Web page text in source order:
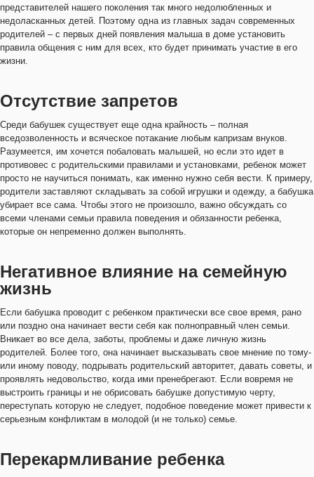
представителей нашего поколения так много недолюбленных и
недоласканных детей. Поэтому одна из главных задач современных
родителей – с первых дней появления малыша в доме установить
правила общения с ним для всех, кто будет принимать участие в его
жизни.
Отсутствие запретов
Среди бабушек существует еще одна крайность – полная
вседозволенность и всяческое потакание любым капризам внуков.
Разумеется, им хочется побаловать малышей, но если это идет в
противовес с родительскими правилами и установками, ребенок может
просто не научиться понимать, как именно нужно себя вести. К примеру,
родители заставляют складывать за собой игрушки и одежду, а бабушка
убирает все сама. Чтобы этого не произошло, важно обсуждать со
всеми членами семьи правила поведения и обязанности ребенка,
которые он непременно должен выполнять.
Негативное влияние на семейную
жизнь
Если бабушка проводит с ребенком практически все свое время, рано
или поздно она начинает вести себя как полноправный член семьи.
Вникает во все дела, заботы, проблемы и даже личную жизнь
родителей. Более того, она начинает высказывать свое мнение по тому-
или иному поводу, подрывать родительский авторитет, давать советы, и
проявлять недовольство, когда ими пренебрегают. Если вовремя не
выстроить границы и не обрисовать бабушке допустимую черту,
переступать которую не следует, подобное поведение может привести к
серьезным конфликтам в молодой (и не только) семье.
Перекармливание ребенка